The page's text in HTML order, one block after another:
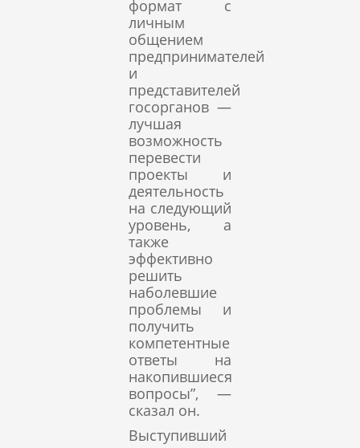
формат c
личным
общением
предпринимателей
и
представителей
госорганов —
лучшая
возможность
перевести
проекты и
деятельность
на следующий
уровень, а
также
эффективно
решить
наболевшие
проблемы и
получить
компетентные
ответы на
накопившиеся
вопросы”, —
сказал он.
Выступивший